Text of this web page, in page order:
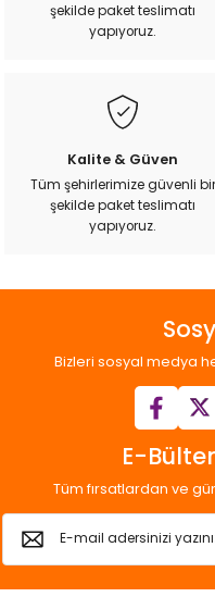
şekilde paket teslimatı
yapıyoruz.
Kalite & Güven
Tüm şehirlerimize güvenli bir
şekilde paket teslimatı
yapıyoruz.
Bizleri sosyal medya
E-
Tüm fırsatlardan ve